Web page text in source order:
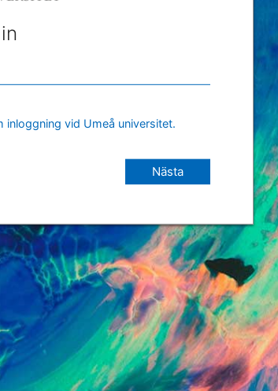
inloggning vid Umeå universitet.
Nästa